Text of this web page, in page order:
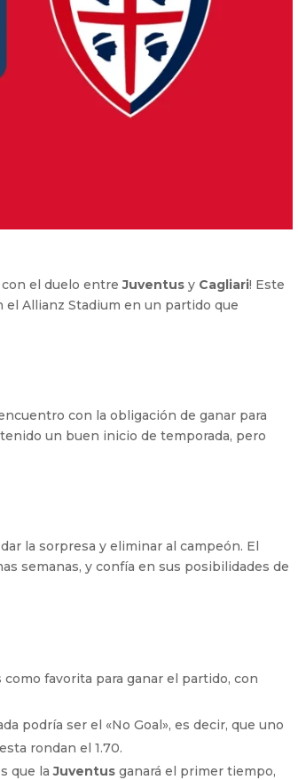
el duelo entre Juventus y Cagliari! Este
Allianz Stadium en un partido que
con la obligación de ganar para
un buen inicio de temporada, pero
la sorpresa y eliminar al campeón. El
semanas, y confía en sus posibilidades de
favorita para ganar el partido, con
podría ser el «No Goal», es decir, que uno
rondan el 1.70.
que laJuventus ganará el primer tiempo,